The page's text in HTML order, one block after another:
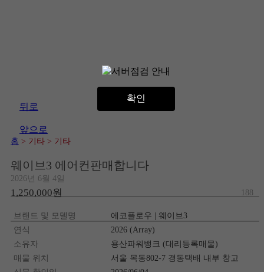
확인
뒤로
앞으로
홈 > 기타 > 기타
웨이브3 에어컨판매합니다
2026년 6월 4일
1,250,000원 188
브랜드 및 모델명
에코플로우 | 웨이브3
연식
2026 (Array)
소유자
용산파워뱅크 (대리등록매물)
매물 위치
서울 목동802-7 경동택배 내부 창고